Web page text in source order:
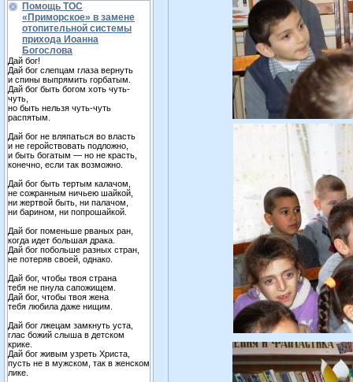
Помощь ТОС
«Приморское» в замене
отопительной системы
прихода Иоанна
Богослова
Дай бог!
Дай бог слепцам глаза вернуть
и спины выпрямить горбатым.
Дай бог быть богом хоть чуть-
чуть,
но быть нельзя чуть-чуть
распятым.
Дай бог не вляпаться во власть
и не геройствовать подложно,
и быть богатым — но не красть,
конечно, если так возможно.
Дай бог быть тертым калачом,
не сожранным ничьею шайкой,
ни жертвой быть, ни палачом,
ни барином, ни попрошайкой.
Дай бог поменьше рваных ран,
когда идет большая драка.
Дай бог побольше разных стран,
не потеряв своей, однако.
Дай бог, чтобы твоя страна
тебя не пнула сапожищем.
Дай бог, чтобы твоя жена
тебя любила даже нищим.
Дай бог лжецам замкнуть уста,
глас божий слыша в детском
крике.
Дай бог живым узреть Христа,
пусть не в мужском, так в женском
лике.